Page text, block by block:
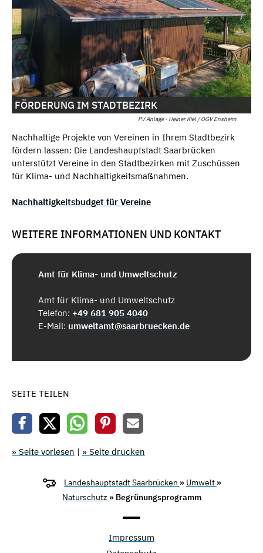
PV Anlage - Heiner Kiel / OGV Ensheim
FÖRDERUNG IM STADTBEZIRK
Nachhaltige Projekte von Vereinen in Ihrem Stadtbezirk
fördern lassen: Die Landeshauptstadt Saarbrücken
unterstützt Vereine in den Stadtbezirken mit Zuschüssen
für Klima- und Nachhaltigkeitsmaßnahmen.
Nachhaltigkeitsbudget für Vereine
WEITERE INFORMATIONEN UND KONTAKT
Amt für Klima- und Umweltschutz
Amt für Klima- und Umweltschutz
Telefon: +49 681 905 4040
E-Mail: umweltamt@saarbruecken.de
SEITE TEILEN
» Seite vorlesen | » Seite drucken
Landeshauptstadt Saarbrücken » Umwelt »
Naturschutz » Begrünungsprogramm
Impressum